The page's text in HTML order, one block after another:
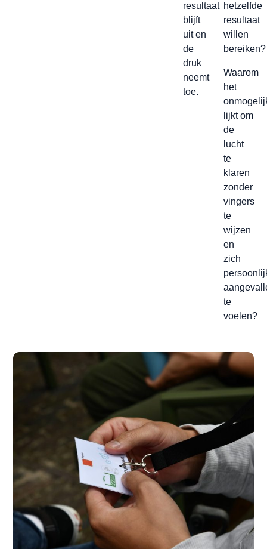
resultaat
blijft
uit en
de
druk
neemt
toe.
hetzelfde
resultaat
willen
bereiken?
Waarom
het
lijkt om
de
lucht
te
klaren
zonder
vingers
te
wijzen
en
zich
te
voelen?